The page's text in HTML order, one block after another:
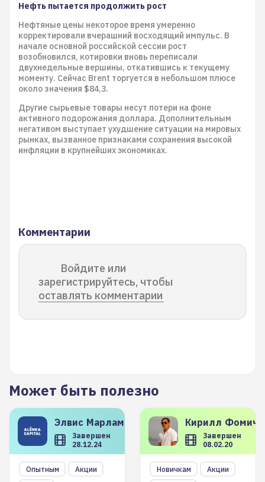
Нефть пытается продолжить рост
Нефтяные цены некоторое время умеренно
корректировали вчерашний восходящий импульс. В
начале основной российской сессии рост
возобновился, котировки вновь переписали
двухнедельные вершины, откатившись к текущему
моменту. Сейчас Brent торгуется в небольшом плюсе
около значения $84,3.
Другие сырьевые товары несут потери на фоне
активного подорожания доллара. Дополнительным
негативом выступает ухудшение ситуации на мировых
рынках, вызванное признаками сохранения высокой
инфляции в крупнейших экономиках.
Комментарии
Войдите или
зарегистрируйтесь, чтобы
оставлять комментарии
Может быть полезно
Элвис Марламов
Завершен
28.12.24
Опытным
Акции
Кирилл
Завершен
08.02.20
Новичкам
Акции